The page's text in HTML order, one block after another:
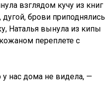
взглядом кучу из книг
брови приподнялись
Наталья вынула из кипы
переплете с
у нас дома не видела, —